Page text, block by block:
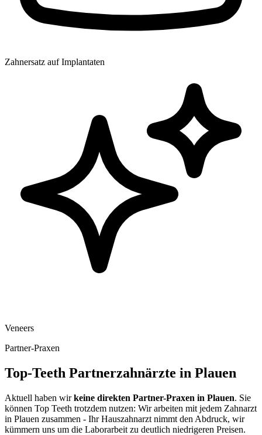
Zahnersatz auf Implantaten
Veneers
Partner-Praxen
Top-Teeth Partnerzahnärzte in Plauen
Aktuell haben wirkeine direkten Partner-Praxen in Plauen. Sie
können Top Teeth trotzdem nutzen: Wir arbeiten mit jedem Zahnarzt
in Plauen zusammen - Ihr Hauszahnarzt nimmt den Abdruck, wir
kümmern uns um die Laborarbeit zu deutlich niedrigeren Preisen.